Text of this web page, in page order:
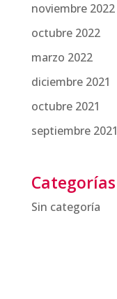
noviembre 2022
octubre 2022
marzo 2022
diciembre 2021
octubre 2021
septiembre 2021
Categorías
Sin categoría